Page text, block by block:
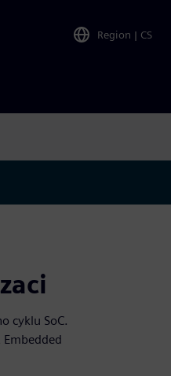
Region | CS
cyklu SoC.